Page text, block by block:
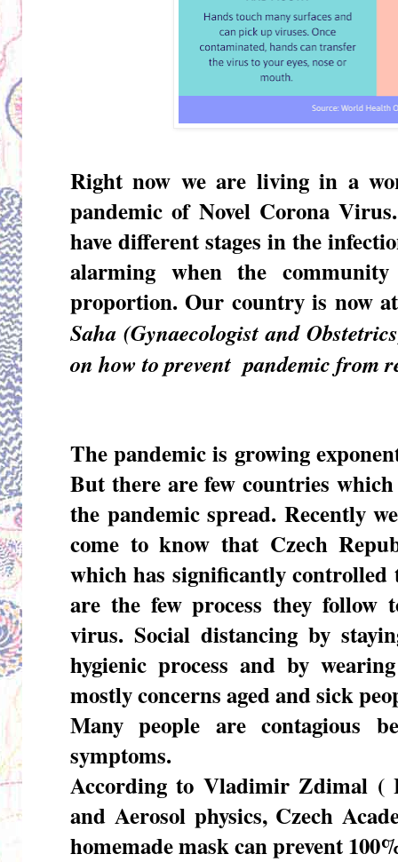
Right now we are living in a
pandemic of Novel Corona
have different stages in the
alarming when the
proportion. Our country is now
Saha (Gynaecologist and
on how to prevent pandemic from
The pandemic is growing
But there are few countries
the pandemic spread. Recently
come to know that Czech
which has significantly
are the few process they follow
virus. Social distancing by
hygienic process and by
mostly concerns aged and sick
Many people are contagious
symptoms.
According to Vladimir Zdimal (
and Aerosol physics, Czech
homemade mask can prevent